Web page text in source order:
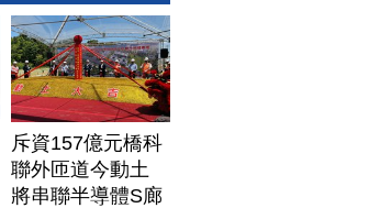
斥資157億元橋科
聯外匝道今動土
將串聯半導體S廊